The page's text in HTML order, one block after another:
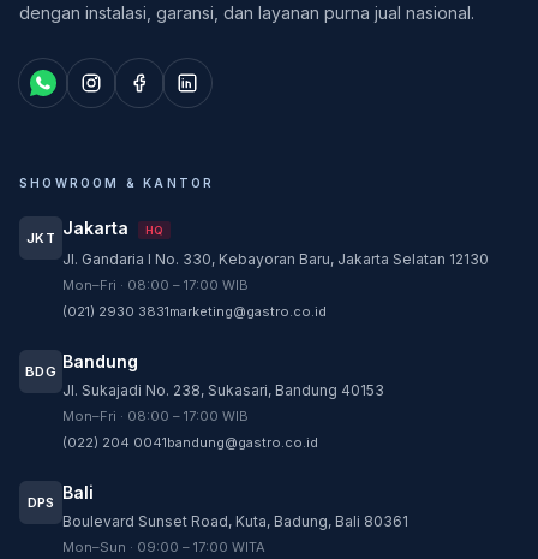
dengan instalasi, garansi, dan layanan purna jual nasional.
SHOWROOM & KANTOR
JKT Jakarta HQ
Jl. Gandaria I No. 330, Kebayoran Baru, Jakarta Selatan 12130
Mon–Fri · 08:00 – 17:00 WIB
(021) 2930 3831marketing@gastro.co.id
BDG Bandung
Jl. Sukajadi No. 238, Sukasari, Bandung 40153
Mon–Fri · 08:00 – 17:00 WIB
(022) 204 0041bandung@gastro.co.id
DPS Bali
Boulevard Sunset Road, Kuta, Badung, Bali 80361
Mon–Sun · 09:00 – 17:00 WITA
Customer Service
sesuai kebutuhan Anda.
Tim biasanya membalas dalam beberapa menit.
CS - Tanya Produk Gastro